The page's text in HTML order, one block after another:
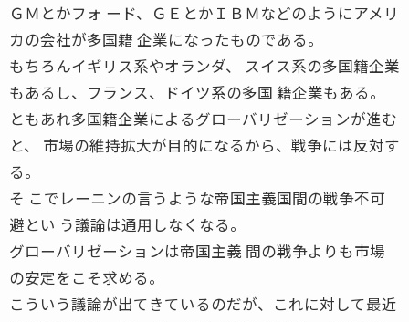
ＧＭとかフォ ード、ＧＥとかＩＢＭなどのようにアメリ
カの会社が多国籍 企業になったものである。
もちろんイギリス系やオランダ、 スイス系の多国籍企業
もあるし、フランス、ドイツ系の多国 籍企業もある。
ともあれ多国籍企業によるグローバリゼーションが進む
と、 市場の維持拡大が目的になるから、戦争には反対す
る。
そ こでレーニンの言うような帝国主義国間の戦争不可
避とい う議論は通用しなくなる。
グローバリゼーションは帝国主義 間の戦争よりも市場
の安定をこそ求める。
こういう議論が出てきているのだが、これに対して最近